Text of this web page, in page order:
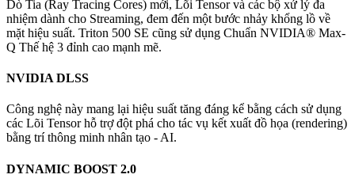
Dò Tia (Ray Tracing Cores) mới, Lõi Tensor và các bộ xử lý đa
nhiệm dành cho Streaming, đem đến một bước nhảy khổng lồ về
mặt hiệu suất. Triton 500 SE cũng sử dụng Chuẩn NVIDIA® Max-
Q Thế hệ 3 đỉnh cao mạnh mẽ.
NVIDIA DLSS
Công nghệ này mang lại hiệu suất tăng đáng kể bằng cách sử dụng
các Lõi Tensor hỗ trợ đột phá cho tác vụ kết xuất đồ họa (rendering)
bằng trí thông minh nhân tạo - AI.
DYNAMIC BOOST 2.0